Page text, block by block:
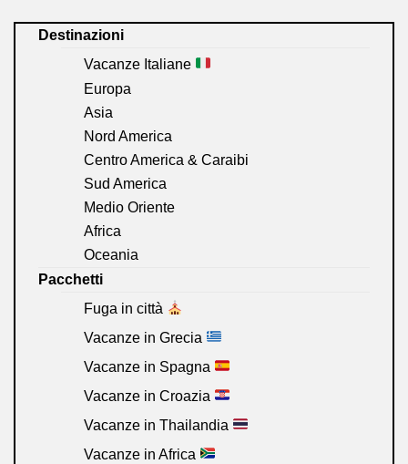
Destinazioni
Vacanze Italiane
Europa
Asia
Nord America
Centro America & Caraibi
Sud America
Medio Oriente
Africa
Oceania
Pacchetti
Fuga in città
Vacanze in Grecia
Vacanze in Spagna
Vacanze in Croazia
Vacanze in Thailandia
Vacanze in Africa